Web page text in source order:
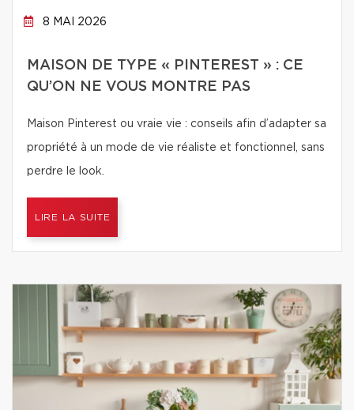
8 MAI 2026
MAISON DE TYPE « PINTEREST » : CE
QU’ON NE VOUS MONTRE PAS
Maison Pinterest ou vraie vie : conseils afin d’adapter sa
propriété à un mode de vie réaliste et fonctionnel, sans
perdre le look.
LIRE LA SUITE